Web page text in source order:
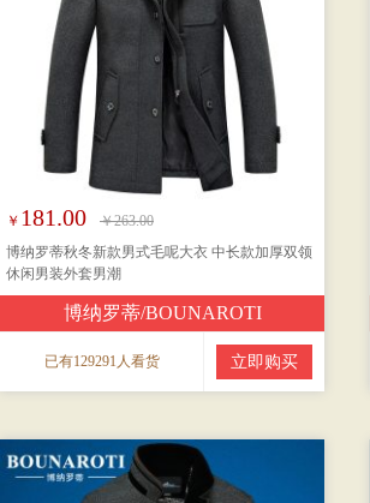
￥ 181.00
￥263.00
博纳罗蒂秋冬新款男式毛呢大衣 中长款加厚双领
休闲男装外套男潮
博纳罗蒂/BOUNAROTI
已有129291人看货 立即购买